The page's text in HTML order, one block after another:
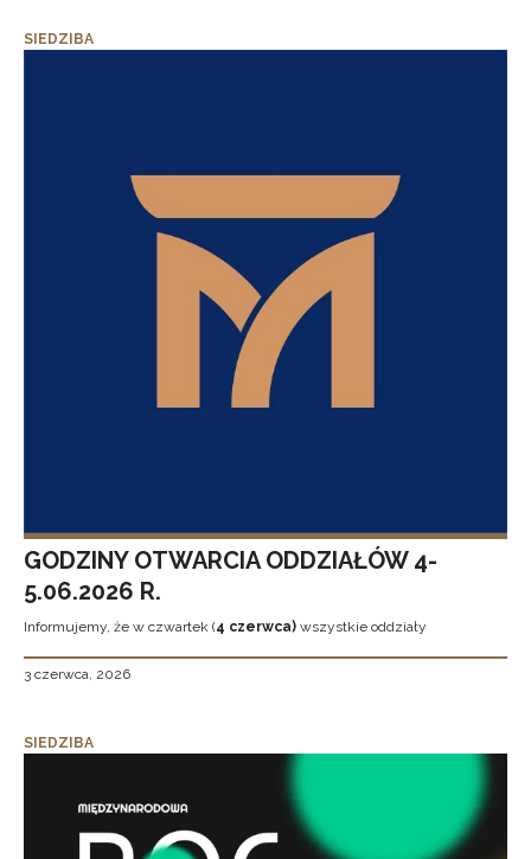
SIEDZIBA
GODZINY OTWARCIA ODDZIAŁÓW 4-
5.06.2026 R.
Informujemy, że w czwartek (4 czerwca) wszystkie oddziały
3 czerwca, 2026
SIEDZIBA